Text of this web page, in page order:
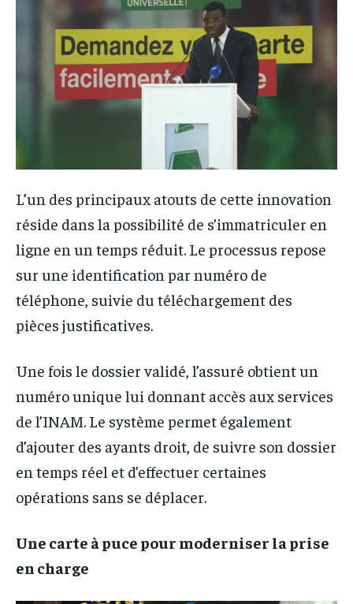
L’un des principaux atouts de cette innovation
réside dans la possibilité de s’immatriculer en
ligne en un temps réduit. Le processus repose
sur une identification par numéro de
téléphone, suivie du téléchargement des
pièces justificatives.
Une fois le dossier validé, l’assuré obtient un
numéro unique lui donnant accès aux services
de l’INAM. Le système permet également
d’ajouter des ayants droit, de suivre son dossier
en temps réel et d’effectuer certaines
opérations sans se déplacer.
Une carte à puce pour moderniser la prise
en charge